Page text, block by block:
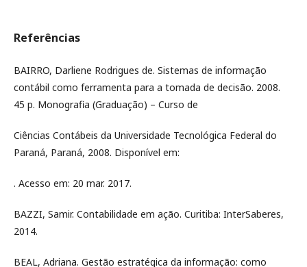
Referências
BAIRRO, Darliene Rodrigues de. Sistemas de informação
contábil como ferramenta para a tomada de decisão. 2008.
45 p. Monografia (Graduação) – Curso de
Ciências Contábeis da Universidade Tecnológica Federal do
Paraná, Paraná, 2008. Disponível em:
. Acesso em: 20 mar. 2017.
BAZZI, Samir. Contabilidade em ação. Curitiba: InterSaberes,
2014.
BEAL, Adriana. Gestão estratégica da informação: como